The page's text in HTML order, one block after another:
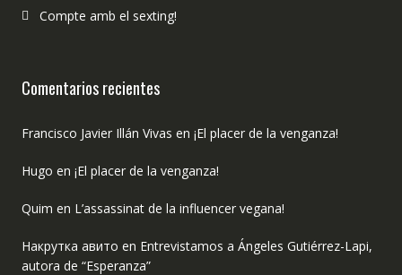
Compte amb el sexting!
Comentarios recientes
Francisco Javier Illán Vivas en ¡El placer de la venganza!
Hugo en ¡El placer de la venganza!
Quim en L’assassinat de la influencer vegana!
Накрутка авито en Entrevistamos a Ángeles Gutiérrez-Lapi,
autora de “Esperanza”